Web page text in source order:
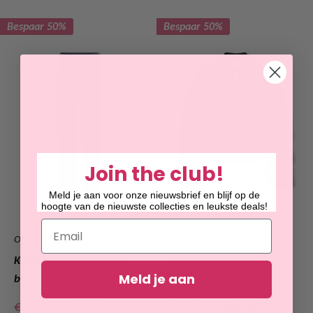
Bespaar 50%
ONLY
KOGADA wide fit broek
blauw
Verkoopprijs
€15,00
Bespaar 50%
KOGMINNA bomber
zwart
Join the club!
Meld je aan voor onze nieuwsbrief en blijf op de
hoogte van de nieuwste collecties en leukste deals!
Email
Meld je aan